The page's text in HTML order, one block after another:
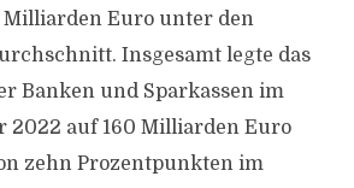
Euro unter den
Insgesamt legte das
Banken und Sparkassen im
2022 auf 160 Milliarden Euro
zehn Prozentpunkten im